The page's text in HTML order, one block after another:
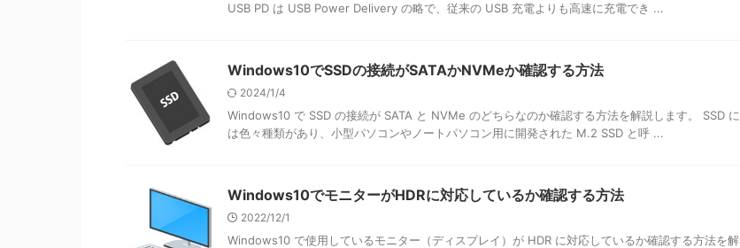
USB PD は USB Power Delivery の略で、従来の USB 充電よりも高速に充電でき ...
Windows10でSSDの接続がSATAかNVMeか確認する方法
2024/1/4
Windows10 で SSD の接続が SATA と NVMe のどちらなのか確認する方法を解説します。 SSD に
は色々種類があり、小型パソコンやノートパソコン用に開発された M.2 SSD と呼 ...
Windows10でモニターがHDRに対応しているか確認する方法
2022/12/1
Windows10 で使用しているモニター（ディスプレイ）が HDR に対応しているか確認する方法を解